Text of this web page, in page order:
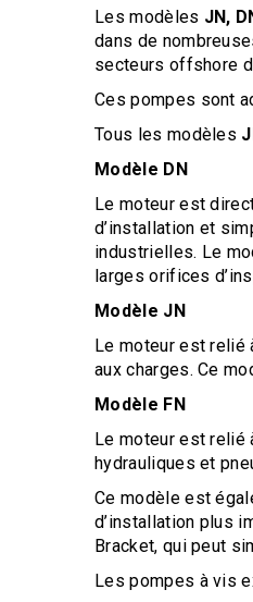
Les modèles JN,
dans de
secteurs offshore
Ces pompes sont
Tous les modèles
Modèle DN
Le moteur est
d’installation et
industrielles. Le
larges orifices
Modèle JN
Le moteur est relié
aux charges. Ce
Modèle FN
Le moteur est relié
hydrauliques et
Ce modèle est
d’installation plus
Bracket, qui peut
Les pompes à vis